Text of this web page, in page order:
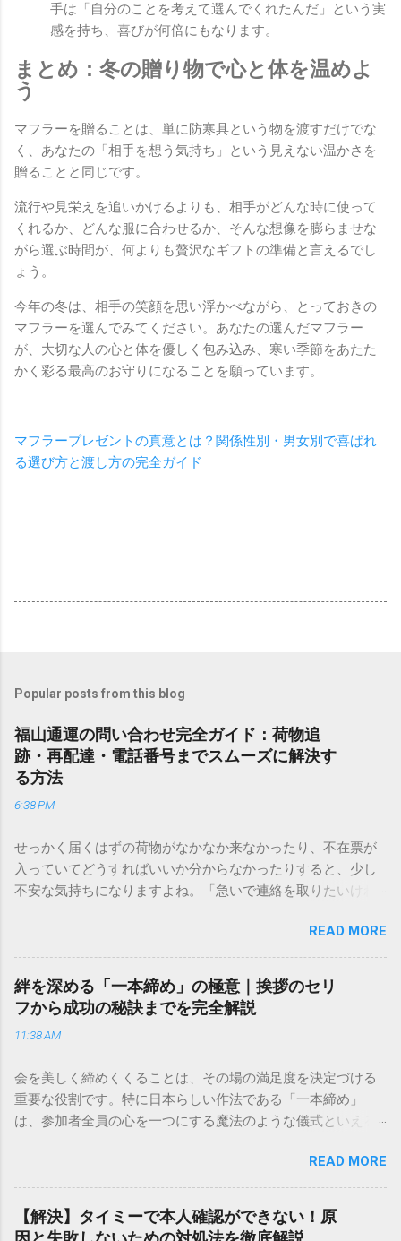
手は「自分のことを考えて選んでくれたんだ」という実
感を持ち、喜びが何倍にもなります。
まとめ：冬の贈り物で心と体を温めよ
う
マフラーを贈ることは、単に防寒具という物を渡すだけでな
く、あなたの「相手を想う気持ち」という見えない温かさを
贈ることと同じです。
流行や見栄えを追いかけるよりも、相手がどんな時に使って
くれるか、どんな服に合わせるか、そんな想像を膨らませな
がら選ぶ時間が、何よりも贅沢なギフトの準備と言えるでし
ょう。
今年の冬は、相手の笑顔を思い浮かべながら、とっておきの
マフラーを選んでみてください。あなたの選んだマフラー
が、大切な人の心と体を優しく包み込み、寒い季節をあたた
かく彩る最高のお守りになることを願っています。
マフラープレゼントの真意とは？関係性別・男女別で喜ばれ
る選び方と渡し方の完全ガイド
Popular posts from this blog
福山通運の問い合わせ完全ガイド：荷物追
跡・再配達・電話番号までスムーズに解決す
る方法
6:38 PM
せっかく届くはずの荷物がなかなか来なかったり、不在票が
入っていてどうすればいいか分からなかったりすると、少し
不安な気持ちになりますよね。「急いで連絡を取りたいけれ
きできる？」といった疑問を抱える方も多いはずです。 福山
通運は企業間物流のイメージが強いかもしれませんが、個人
向けの宅配サービスも非常に充実しています。大切なのは、
目的に合わせた適切な連絡先を選ぶことです。この記事で
は、荷物の追跡確認から営業所への電話連絡、再配達の依頼
手順まで、初めての方でも迷わずに解決できる方法を詳しく
本全国に広範なネットワークを持つ大手運送会社です。特に
重量物や大型の荷物、そして企業間の輸送において圧倒的な
実績を誇ります。 個人で利用する場合、他の宅配業者と少し
いう特徴があります。地域に密着した各拠点が配送をコント
ロールしているため、現場の状況に合わせた柔軟な相談がし
やすいのがメリットです。まずは、今抱えている悩みがどの
サービスで解決できるかを確認していきましょう。 1. 荷物の
READ MORE
絆を深める「一本締め」の極意｜挨拶のセリ
フから成功の秘訣までを完全解説
11:38 AM
会を美しく締めくくることは、その場の満足度を決定づける
重要な役割です。特に日本らしい作法である「一本締め」
は、参加者全員の心を一つにする魔法のような儀式といえる
「手拍子のリズムに自信がない」と不安を感じる方も多いは
ずです。この記事では、ビジネスからカジュアルな集まりま
で、どのような場面でも堂々と立ち振る舞えるための「一本
締め」の作法を、基礎知識から具体的なセリフ例まで丁寧に
READ MORE
【解決】タイミーで本人確認ができない！原